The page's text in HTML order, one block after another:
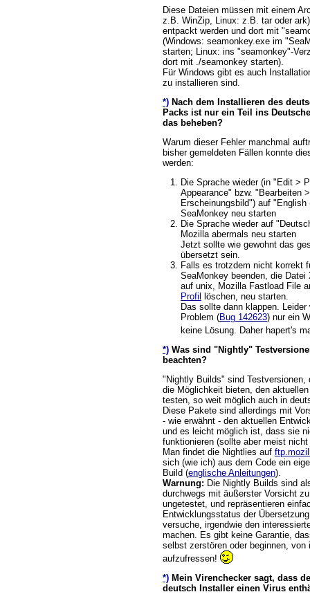
Diese Dateien müssen mit einem
z.B. WinZip, Linux: z.B. tar oder
entpackt werden und dort mit
(Windows: seamonkey.exe im
starten; Linux: ins "seamonkey"-
dort mit ./seamonkey starten).
Für Windows gibt es auch
zu installieren sind.
*) Nach dem Installieren des
Packs ist nur ein Teil ins
das beheben?
Warum dieser Fehler manchmal
bisher gemeldeten Fällen konnte
werden:
Die Sprache wieder (in "Edit >
Appearance" bzw. "Bearbeiten
Erscheinungsbild") auf
SeaMonkey neu starten
Die Sprache wieder auf
Mozilla abermals neu starten
Jetzt sollte wie gewohnt das
übersetzt sein.
Falls es trotzdem nicht korrekt
SeaMonkey beenden, die
auf unix, Mozilla Fastload File
Profil löschen, neu starten.
Das sollte dann klappen.
Problem (Bug 142623) nur ein
keine Lösung. Daher hapert's
*) Was sind "Nightly"
beachten?
"Nightly Builds" sind Testversionen,
die Möglichkeit bieten, den
testen, so weit möglich auch in
Diese Pakete sind allerdings mit
- wie erwähnt - den aktuellen
und es leicht möglich ist, dass sie
funktionieren (sollte aber meist
Man findet die Nightlies auf
sich (wie ich) aus dem Code ein
Build (englische Anleitungen).
Warnung: Die Nightly Builds sind
durchwegs mit äußerster Vorsicht
ungetestet, und repräsentieren
Entwicklungsstatus der
versuche, irgendwie den
machen. Es gibt keine Garantie,
selbst zerstören oder beginnen, von
aufzufressen!
*) Mein Virenchecker sagt, dass
deutsch Installer einen Virus